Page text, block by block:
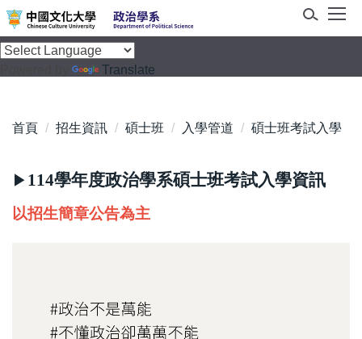
跳
到
主
區
Translate
首頁 招生資訊 碩士班 入學管道 碩士班考試入學
▶ 114學年度政治學系碩士班考試入學資訊
以招生簡章公告為主